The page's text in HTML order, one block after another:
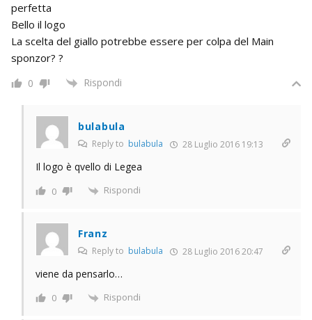
perfetta
Bello il logo
La scelta del giallo potrebbe essere per colpa del Main
sponzor? ?
0 Rispondi
bulabula
Reply to bulabula 28 Luglio 2016 19:13
Il logo è qvello di Legea
0 Rispondi
Franz
Reply to bulabula 28 Luglio 2016 20:47
viene da pensarlo…
0 Rispondi